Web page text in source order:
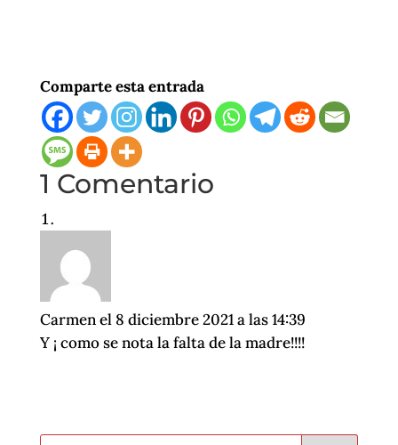
Comparte esta entrada
1 Comentario
Carmenel 8 diciembre 2021 a las 14:39
Y ¡ como se nota la falta de la madre!!!!